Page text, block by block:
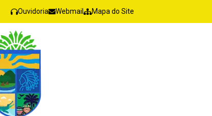
Ouvidoria Webmail Mapa do Site